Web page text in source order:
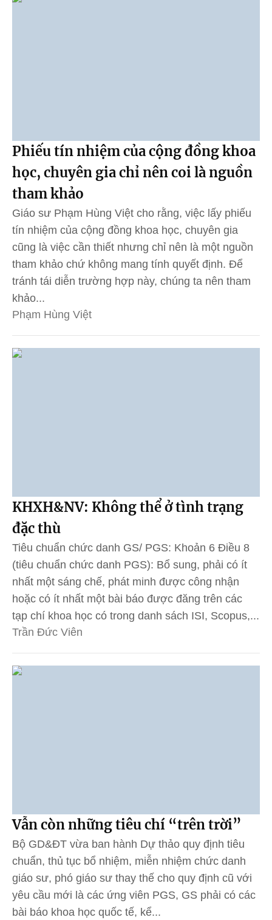
Phiếu tín nhiệm của cộng đồng khoa
học, chuyên gia chỉ nên coi là nguồn
tham khảo
Giáo sư Phạm Hùng Việt cho rằng, việc lấy phiếu
tín nhiệm của cộng đồng khoa học, chuyên gia
cũng là việc cần thiết nhưng chỉ nên là một nguồn
tham khảo chứ không mang tính quyết định. Để
tránh tái diễn trường hợp này, chúng ta nên tham
khảo...
Phạm Hùng Việt
KHXH&NV: Không thể ở tình trạng
đặc thù
Tiêu chuẩn chức danh GS/ PGS: Khoản 6 Điều 8
(tiêu chuẩn chức danh PGS): Bổ sung, phải có ít
nhất một sáng chế, phát minh được công nhận
hoặc có ít nhất một bài báo được đăng trên các
tạp chí khoa học có trong danh sách ISI, Scopus,...
Trần Đức Viên
Vẫn còn những tiêu chí “trên trời”
Bộ GD&ĐT vừa ban hành Dự thảo quy định tiêu
chuẩn, thủ tục bổ nhiệm, miễn nhiệm chức danh
giáo sư, phó giáo sư thay thế cho quy định cũ với
yêu cầu mới là các ứng viên PGS, GS phải có các
bài báo khoa học quốc tế, kể...